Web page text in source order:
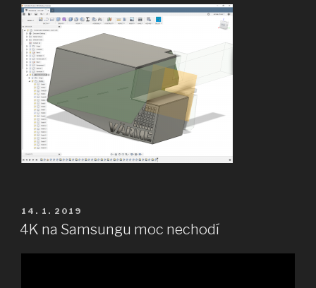
klima
kondenzátor“
PUBLIKOVÁNO
14. 1. 2019
4K na Samsungu moc nechodí